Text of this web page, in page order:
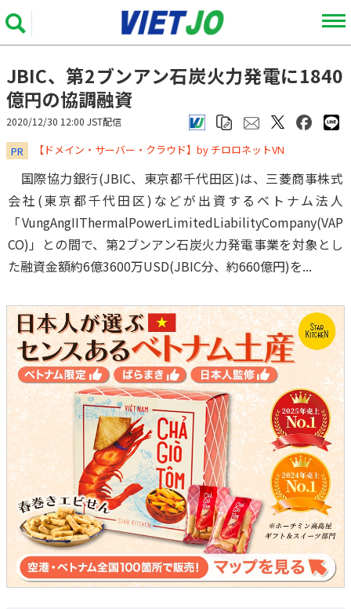
JBIC、第2ブンアン石炭火力発電に1840
億円の協調融資
2020/12/30 12:00 JST配信
PR ​​​​​​​【ドメイン・サーバー・クラウド】by チロロネットVN
国際協力銀行(JBIC、東京都千代田区)は、三菱商事株式
会社(東京都千代田区)などが出資するベトナム法人
「VungAngIIThermalPowerLimitedLiabilityCompany(VAP
CO)」との間で、第2ブンアン石炭火力発電事業を対象とし
た融資金額約6億3600万USD(JBIC分、約660億円)を...